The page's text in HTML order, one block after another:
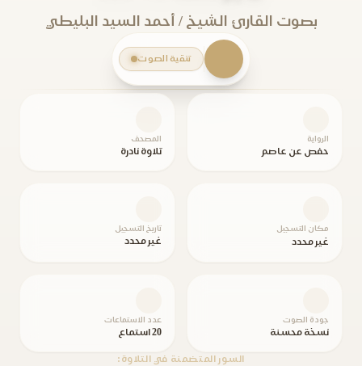
بصوت القارئ الشيخ / أحمد السيد البليطي
تنقية الصوت
الرواية
حفص عن عاصم
المصحف
تلاوة نادرة
مكان التسجيل
غير محدد
تاريخ التسجيل
غير محدد
جودة الصوت
نسخة محسنة
عدد الاستماعات
20 استماع
السور المتضمنة في التلاوة: